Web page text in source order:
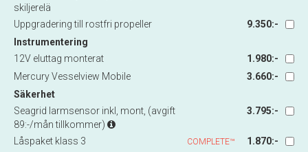
skiljerelä
Uppgradering till rostfri propeller
9.350:-
Instrumentering
12V eluttag monterat
1.980:-
Mercury Vesselview Mobile
3.660:-
Säkerhet
Seagrid larmsensor inkl, mont, (avgift
89:-/mån tillkommer)
3.795:-
Låspaket klass 3 COMPLETE™
1.870:-